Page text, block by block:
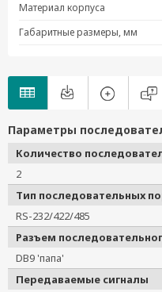
Материал корпуса
Габаритные размеры, мм
Параметры
Количество
2
Тип последовательных
RS-232/422/485
Разъем
DB9 'папа'
Передаваемые сигналы